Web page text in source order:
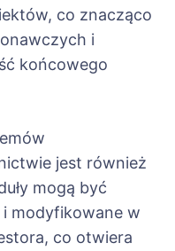
co znacząco
i
końcowego
jest również
mogą być
modyfikowane w
co otwiera